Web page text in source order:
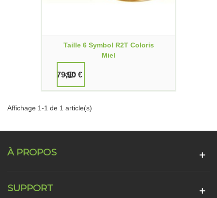
Taille 6 Symbol R2T Coloris
Miel
79,90 €
Affichage 1-1 de 1 article(s)
À PROPOS
SUPPORT